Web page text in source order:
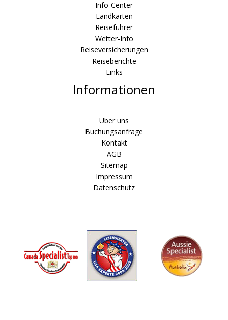
Info-Center
Landkarten
Reiseführer
Wetter-Info
Reiseversicherungen
Reiseberichte
Links
Informationen
Über uns
Buchungsanfrage
Kontakt
AGB
Sitemap
Impressum
Datenschutz